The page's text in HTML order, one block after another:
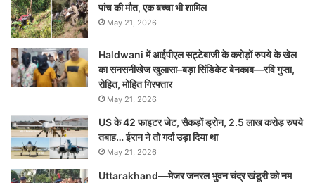
पांच की मौत, एक बच्चा भी शामिल
May 21, 2026
Haldwani में आईपीएल सट्टेबाजी के करोड़ों रुपये के खेल
का सनसनीखेज खुलासा–बड़ा सिंडिकेट बेनकाब—रवि गुप्ता,
रोहित, मोहित गिरफ्तार
May 21, 2026
US के 42 फाइटर जेट, सैकड़ों ड्रोन, 2.5 लाख करोड़ रुपये
तबाह… ईरान ने तो गर्दा उड़ा दिया था
May 21, 2026
Uttarakhand—मेजर जनरल भुवन चंद्र खंडूरी को नम